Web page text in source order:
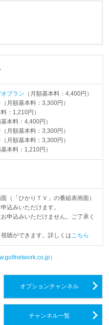
プラン （月額基本料：4,400円）
（月額基本料：3,300円）
料：1,210円）
基本料：4,400円）
（月額基本料：3,300円）
（月額基本料：3,300円）
基本料：1,210円）
（「ひかりＴＶ」の番組表画面）
込みいただけます。
申込みいただけません。ご了承く
聴ができます。詳しくは こちら
）
オプションチャンネル
チャンネル一覧